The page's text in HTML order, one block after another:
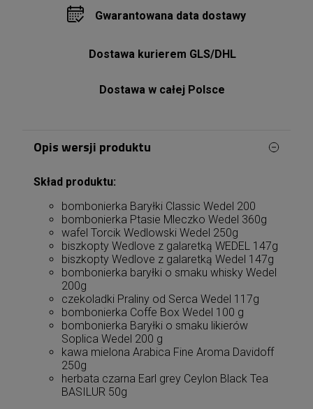
Gwarantowana data dostawy
Dostawa kurierem GLS/DHL
Dostawa w całej Polsce
Opis wersji produktu
Skład produktu:
bombonierka Baryłki Classic Wedel 200
bombonierka Ptasie Mleczko Wedel 360g
wafel Torcik Wedlowski Wedel 250g
biszkopty Wedlove z galaretką WEDEL 147g
biszkopty Wedlove z galaretką Wedel 147g
bombonierka baryłki o smaku whisky Wedel
200g
czekoladki Praliny od Serca Wedel 117g
bombonierka Coffe Box Wedel 100 g
bombonierka Baryłki o smaku likierów
Soplica Wedel 200 g
kawa mielona Arabica Fine Aroma Davidoff
250g
herbata czarna Earl grey Ceylon Black Tea
BASILUR 50g